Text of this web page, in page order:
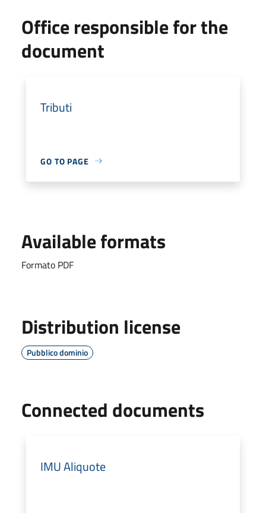
Office responsible for the
document
Tributi
GO TO PAGE
Available formats
Formato PDF
Distribution license
Pubblico dominio
Connected documents
IMU Aliquote